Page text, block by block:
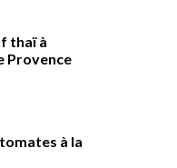
thaï à
Provence
à la